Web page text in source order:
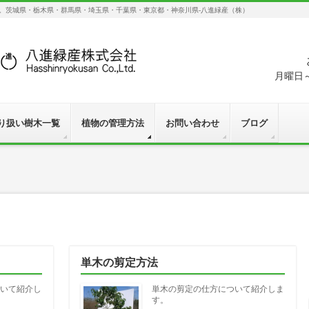
城県・栃木県・群馬県・埼玉県・千葉県・東京都・神奈川県-八進緑産（株）
月曜日
扱い樹木一覧 植物の管理方法 お問い合わせ ブログ
て紹介し
単木の剪定方法
単木の剪定の仕方について紹介しま
す。